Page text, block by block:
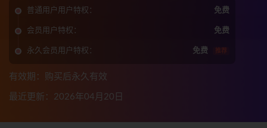
普通用户用户特权： 免费
会员用户特权： 免费
永久会员用户特权： 免费 推荐
有效期：购买后永久有效
最近更新：2026年04月20日